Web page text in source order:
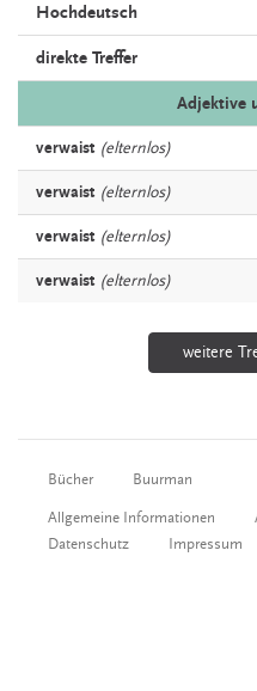
Hochdeutsch
direkte Treffer
Adjektive
verwaist (elternlos)
verwaist (elternlos)
verwaist (elternlos)
verwaist (elternlos)
weitere
Bücher Buurman
Allgemeine Informationen
Datenschutz
Impressum